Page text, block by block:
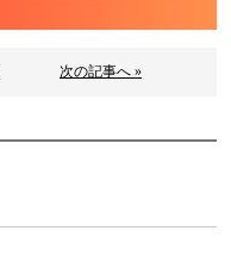
次の記事へ »